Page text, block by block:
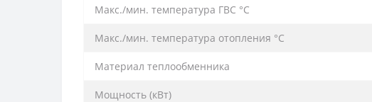
Макс./мин. температура ГВС °C
Макс./мин. температура отопления °C
Материал теплообменника
Мощность (кВт)